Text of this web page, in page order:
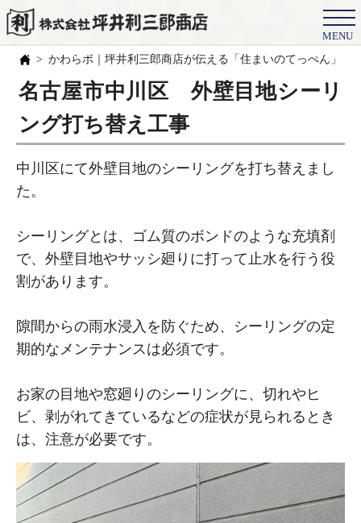
会社概要
選ばれる理由
施工事例
お客様の声
ブログ
よくある質問
豆知識
MENU
かわらボ｜坪井利三郎商店が伝える「住まいのてっぺん」の
名古屋市中川区 外壁目地シーリ
ング打ち替え工事
中川区にて外壁目地のシーリングを打ち替えまし
た。
シーリングとは、ゴム質のボンドのような充填剤
で、外壁目地やサッシ廻りに打って止水を行う役
割があります。
隙間からの雨水浸入を防ぐため、シーリングの定
期的なメンテナンスは必須です。
お家の目地や窓廻りのシーリングに、切れやヒ
ビ、剥がれてきているなどの症状が見られるとき
は、注意が必要です。